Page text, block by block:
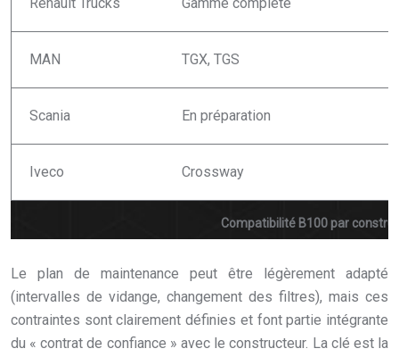
Compatibilité B100 par
MAN TGX, TGS
Scania En préparation
Iveco Crossway
Le plan de maintenance peut être légèrement adapté
(intervalles de vidange, changement des filtres), mais ces
contraintes sont clairement définies et font partie intégrante
du « contrat de confiance » avec le constructeur. La clé est la